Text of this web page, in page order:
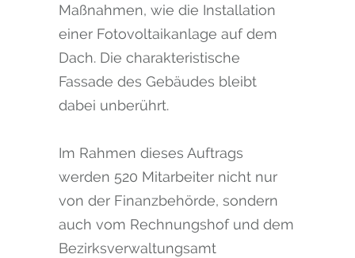
Maßnahmen, wie die Installation
einer Fotovoltaikanlage auf dem
Dach. Die charakteristische
Fassade des Gebäudes bleibt
dabei unberührt.
Im Rahmen dieses Auftrags
werden 520 Mitarbeiter nicht nur
von der Finanzbehörde, sondern
auch vom Rechnungshof und dem
Bezirksverwaltungsamt